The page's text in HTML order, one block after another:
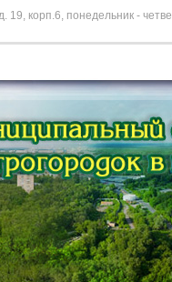
корп.6, понедельник -